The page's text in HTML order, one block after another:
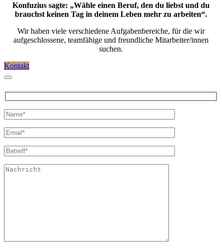
Konfuzius sagte: „Wähle einen Beruf, den du liebst und du
brauchst keinen Tag in deinem Leben mehr zu arbeiten“.
Wir haben viele verschiedene Aufgabenbereiche, für die wir
aufgeschlossene, teamfähige und freundliche Mitarbeiter/innen
suchen.
Kontakt